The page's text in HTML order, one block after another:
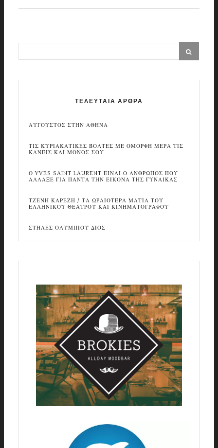
ΤΕΛΕΥΤΑΙΑ ΑΡΘΡΑ
ΑΥΓΟΥΣΤΟΣ ΣΤΗΝ ΑΘΗΝΑ
ΤΙΣ ΚΥΡΙΑΚΑΤΙΚΕΣ ΒΟΛΤΕΣ ΜΕ ΟΜΟΡΦΗ ΜΕΡΑ ΤΙΣ
ΚΑΝΕΙΣ ΚΑΙ ΜΟΝΟΣ ΣΟΥ
Ο YVES SAINT LAURENT ΕΙΝΑΙ Ο ΑΝΘΡΩΠΟΣ ΠΟΥ
ΑΛΛΑΞΕ ΓΙΑ ΠΑΝΤΑ ΤΗΝ ΕΙΚΟΝΑ ΤΗΣ ΓΥΝΑΙΚΑΣ
ΤΖΕΝΗ ΚΑΡΕΖΗ / ΤΑ ΩΡΑΙΟΤΕΡΑ ΜΑΤΙΑ ΤΟΥ
ΕΛΛΗΝΙΚΟΥ ΘΕΑΤΡΟΥ ΚΑΙ ΚΙΝΗΜΑΤΟΓΡΑΦΟΥ
ΣΤΗΛΕΣ ΟΛΥΜΠΙΟΥ ΔΙΟΣ